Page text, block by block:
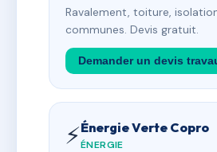
Ravalement, toiture,
communes. Devis gratuit.
Demander un devis
⚡Énergie Verte Copro
ÉNERGIE